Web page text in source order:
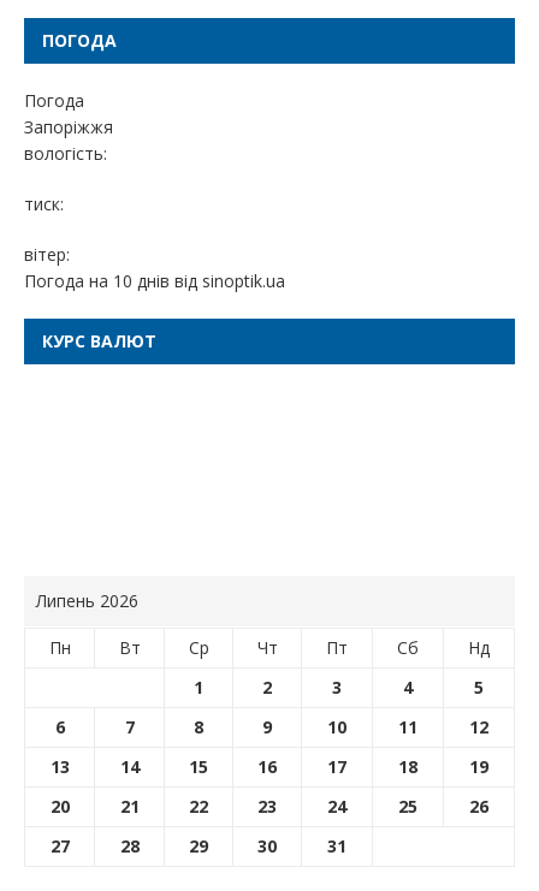
ПОГОДА
Погода
Запоріжжя
вологість:
тиск:
вітер:
Погода на 10 днів від sinoptik.ua
КУРС ВАЛЮТ
Липень 2026
Пн Вт Ср Чт Пт Сб
Нд
1
2 3 4
5
6
7 8 9 10 11
12
13
14 15 16 17 18
19
20
21 22 23 24 25
26
27
28 29 30 31